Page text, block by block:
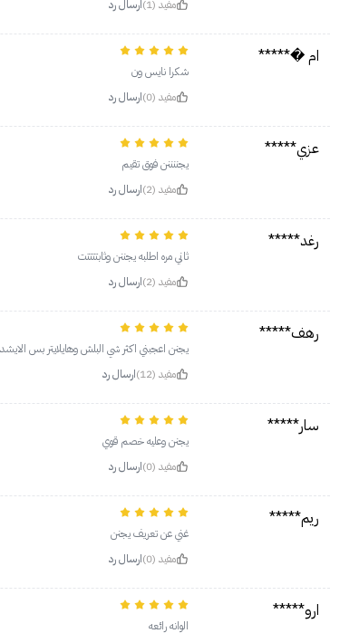
مفيد (1)
ارسال رد
ام �*****
شكرا نايس ون
مفيد (0)
ارسال رد
عزي*****
يجننننن فوق تقيم
مفيد (2)
ارسال رد
رغد*****
ثاني مره اطلبه يجننن وثابتتتتت
مفيد (2)
ارسال رد
رهف*****
يجنن اعجبني اكثر شي البلش وهايلايتر بس
مفيد (12)
ارسال رد
سار*****
يجنن وعليه خصم قوي
مفيد (0)
ارسال رد
ريم*****
غني عن تعريف يجنن
مفيد (0)
ارسال رد
ارو*****
الوانه رائعه